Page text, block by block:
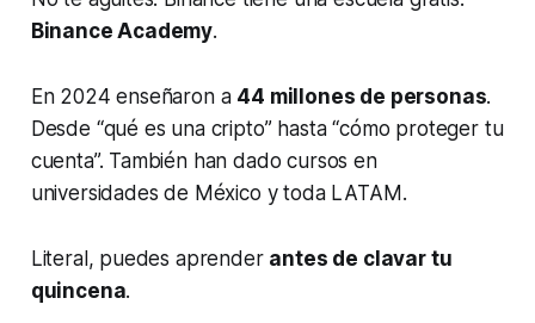
Binance Academy.
En 2024 enseñaron a 44 millones de personas.
Desde “qué es una cripto” hasta “cómo proteger tu
cuenta”. También han dado cursos en
universidades de México y toda LATAM.
Literal, puedes aprender antes de clavar tu
quincena.